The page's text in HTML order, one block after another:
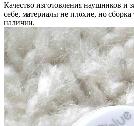
Качество изготовления наушников и
себе, материалы не плохие, но сборка
наличии.